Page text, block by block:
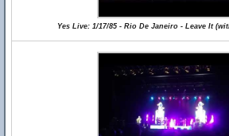
Yes Live: 1/17/85 - Rio De Janeiro - Leave It